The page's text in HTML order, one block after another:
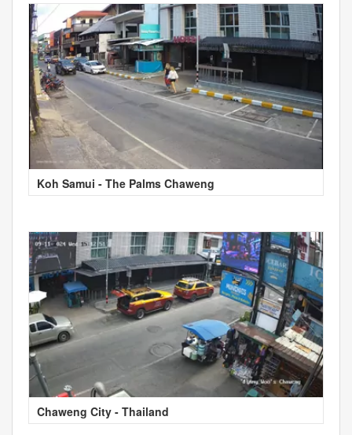
Koh Samui - The Palms Chaweng
Chaweng City - Thailand